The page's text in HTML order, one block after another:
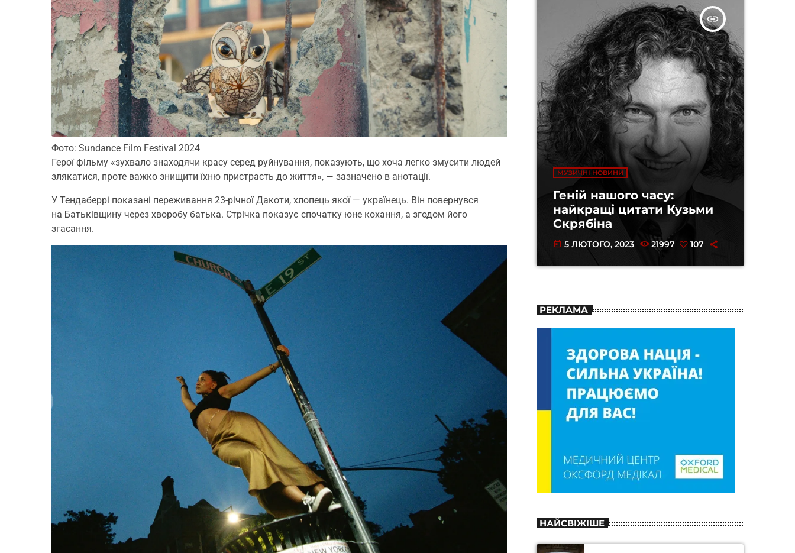
Фото: Sundance Film Festival 2024
Герої фільму «зухвало знаходячи красу серед руйнування, показують, що хоча легко змусити людей
злякатися, проте важко знищити їхню пристрасть до життя», — зазначено в анотації.
У Тендаберрі показані переживання 23-річної Дакоти, хлопець якої — українець. Він повернувся
на Батьківщину через хворобу батька. Стрічка показує спочатку юне кохання, а згодом його
згасання.
insert_link
МУЗИЧНІ НОВИНИ
Геній нашого часу:
найкращі цитати Кузьми
Скрябіна
today 5 ЛЮТОГО, 2023 21997 107
РЕКЛАМА
НАЙСВІЖІШЕ